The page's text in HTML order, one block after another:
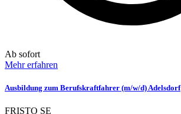
Ab sofort
Mehr erfahren
Ausbildung zum Berufskraftfahrer (m/w/d) Adelsdorf
FRISTO SE